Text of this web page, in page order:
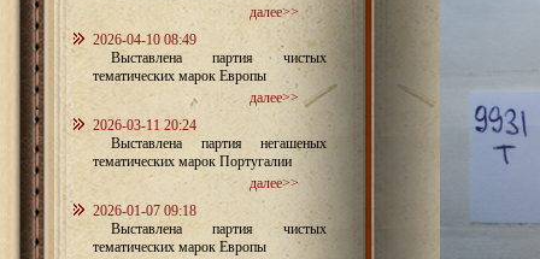
далее>>
2026-04-10 08:49
Выставлена партия чистых
тематических марок Европы
далее>>
2026-03-11 20:24
Выставлена партия негашеных
тематических марок Португалии
далее>>
2026-01-07 09:18
Выставлена партия чистых
тематических марок Европы